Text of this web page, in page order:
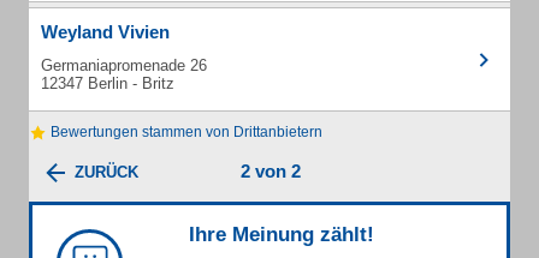
Weyland Vivien
Germaniapromenade 26
12347 Berlin - Britz
Bewertungen stammen von Drittanbietern
ZURÜCK 2 von 2
Ihre Meinung zählt!